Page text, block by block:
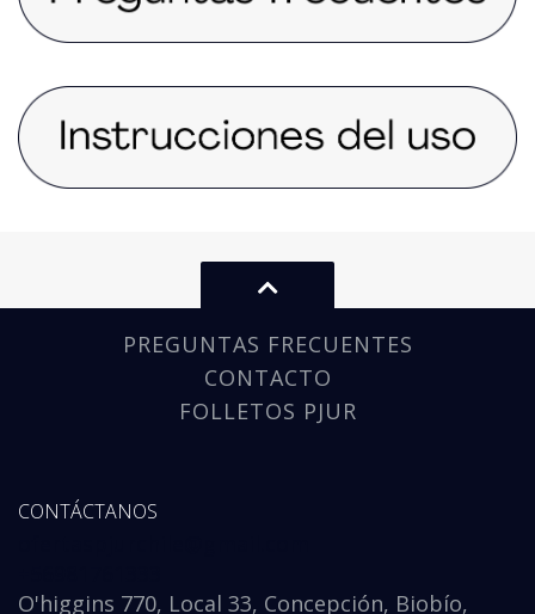
PREGUNTAS FRECUENTES
CONTACTO
FOLLETOS PJUR
CONTÁCTANOS
O'higgins 770, Local 33, Concepción, Biobío,